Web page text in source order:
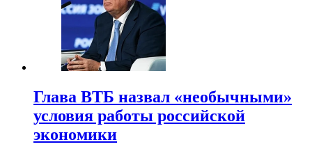
Глава ВТБ назвал «необычными»
условия работы российской
экономики